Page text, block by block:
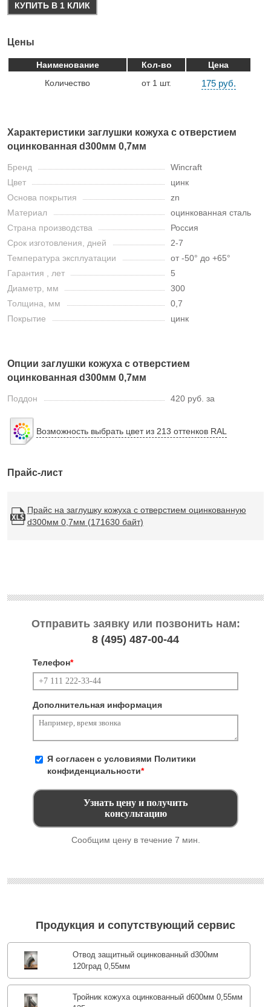
КУПИТЬ В 1 КЛИК
Цены
Наименование Кол-во
Цена
Количество
от 1 шт. 175 руб.
Характеристики заглушки кожуха с отверстием
оцинкованная d300мм 0,7мм
Бренд
Wincraft
Цвет
цинк
Основа покрытия
zn
Материал
оцинкованная сталь
Страна производства
Россия
Срок изготовления, дней
2-7
Температура эксплуатации
от -50° до +65°
Гарантия , лет
5
Диаметр, мм
300
Толщина, мм
0,7
Покрытие
цинк
Опции заглушки кожуха с отверстием
оцинкованная d300мм 0,7мм
Поддон 420 руб. за
Возможность выбрать цвет из 213 оттенков RAL
Прайс-лист
Прайс на заглушку кожуха с отверстием оцинкованную
d300мм 0,7мм (171630 байт)
Отправить заявку или позвонить нам:
8 (495) 487-00-44
Телефон*
Дополнительная информация
Я согласен с условиями Политики
конфиденциальности*
Сообщим цену в течение 7 мин.
Продукция и сопутствующий сервис
Отвод защитный оцинкованный d300мм
120град 0,55мм
Тройник кожуха оцинкованный d600мм 0,55мм